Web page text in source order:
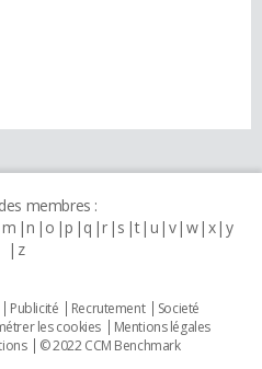
membres :
m n o p q r s t u v w x y
z
Publicité Recrutement
Societé
les cookies
Mentions légales
© 2022 CCM Benchmark